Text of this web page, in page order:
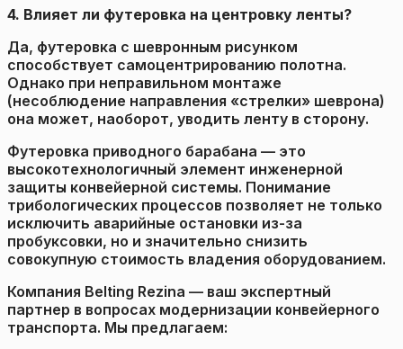
4. Влияет ли футеровка на центровку ленты?
Да, футеровка с шевронным рисунком
способствует самоцентрированию полотна.
Однако при неправильном монтаже
(несоблюдение направления «стрелки» шеврона)
она может, наоборот, уводить ленту в сторону.
Футеровка приводного барабана — это
высокотехнологичный элемент инженерной
защиты конвейерной системы. Понимание
трибологических процессов позволяет не только
исключить аварийные остановки из-за
пробуксовки, но и значительно снизить
совокупную стоимость владения оборудованием.
Компания Belting Rezina — ваш экспертный
партнер в вопросах модернизации конвейерного
транспорта. Мы предлагаем: